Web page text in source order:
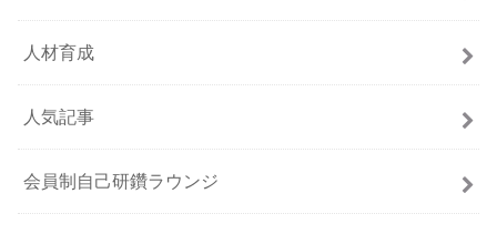
人材育成
人気記事
会員制自己研鑽ラウンジ